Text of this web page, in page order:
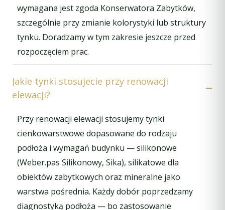
wymagana jest zgoda Konserwatora Zabytków,
szczególnie przy zmianie kolorystyki lub struktury
tynku. Doradzamy w tym zakresie jeszcze przed
rozpoczęciem prac.
Jakie tynki stosujecie przy renowacji
elewacji?
Przy renowacji elewacji stosujemy tynki
cienkowarstwowe dopasowane do rodzaju
podłoża i wymagań budynku — silikonowe
(Weber.pas Silikonowy, Sika), silikatowe dla
obiektów zabytkowych oraz mineralne jako
warstwa pośrednia. Każdy dobór poprzedzamy
diagnostyką podłoża — bo zastosowanie